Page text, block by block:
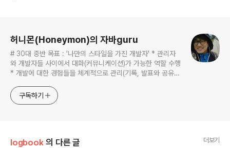
허니몬(Honeymon)의 자바guru
# 30대 중반 목표 : '나만의 스타일을 가진 개발자' * 관리자
와 개발자들 사이에서 대화(커뮤니케이션)가 가능한 역할 수행
* 개발에 대한 경험들을 체계적으로 관리(기록, 발표와 공유)
누구나 들려봤을법한 그런 개발관련 파워블로거 를 목표로 블
로그를 재편하려고 하는 중
구독하기
logbook 의 다른 글 더보기